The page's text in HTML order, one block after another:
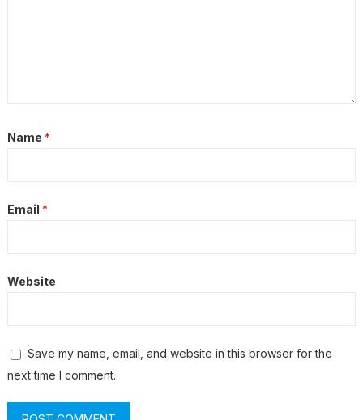
Name *
Email *
Website
Save my name, email, and website in this browser for the
next time I comment.